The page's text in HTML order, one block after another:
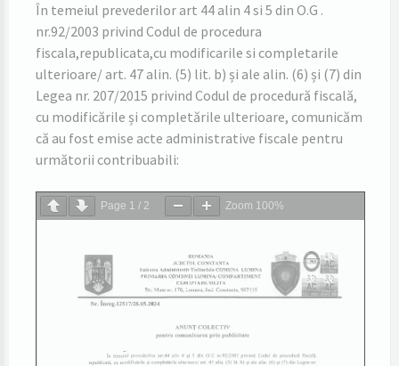
În temeiul prevederilor art 44 alin 4 si 5 din O.G .
nr.92/2003 privind Codul de procedura
fiscala,republicata,cu modificarile si completarile
ulterioare/ art. 47 alin. (5) lit. b) și ale alin. (6) și (7) din
Legea nr. 207/2015 privind Codul de procedură fiscală,
cu modificările și completările ulterioare, comunicăm
că au fost emise acte administrative fiscale pentru
următorii contribuabili:
Page 1 / 2 Zoom 100%